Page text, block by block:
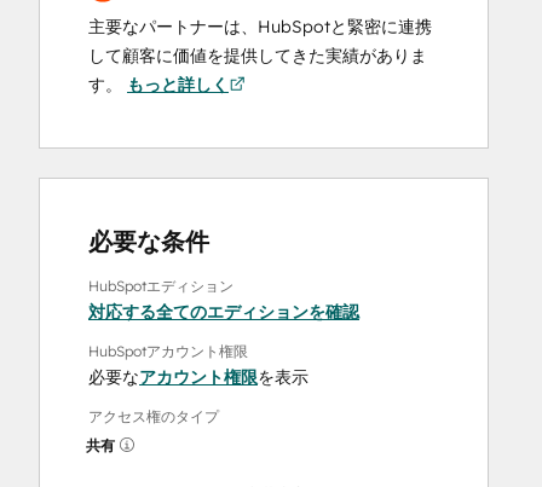
主要なパートナーは、HubSpotと緊密に連携
して顧客に価値を提供してきた実績がありま
す。
もっと詳しく
必要な条件
HubSpotエディション
対応する全てのエディションを確認
HubSpotアカウント権限
必要なアカウント権限を表示
アクセス権のタイプ
共有